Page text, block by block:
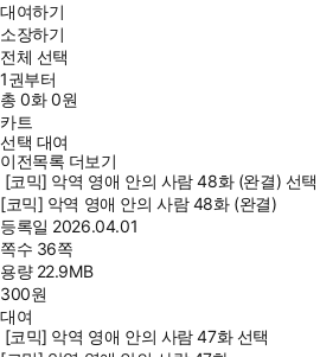
대여하기
소장하기
전체 선택
1권부터
총0화0원
카트
선택 대여
이전목록 더보기
[코믹] 악역 영애 안의 사람 48화 (완결) 선택
[코믹] 악역 영애 안의 사람 48화 (완결)
등록일 2026.04.01
쪽수 36쪽
용량 22.9MB
300원
대여
[코믹] 악역 영애 안의 사람 47화 선택